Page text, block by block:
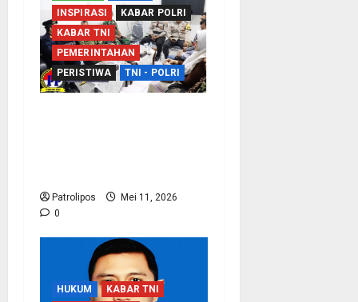
INSPIRASI
KABAR POLRI
KABAR TNI
PEMERINTAHAN
PERISTIWA
TNI - POLRI
Patrolipos
Mei 11, 2026
0
HUKUM
KABAR TNI